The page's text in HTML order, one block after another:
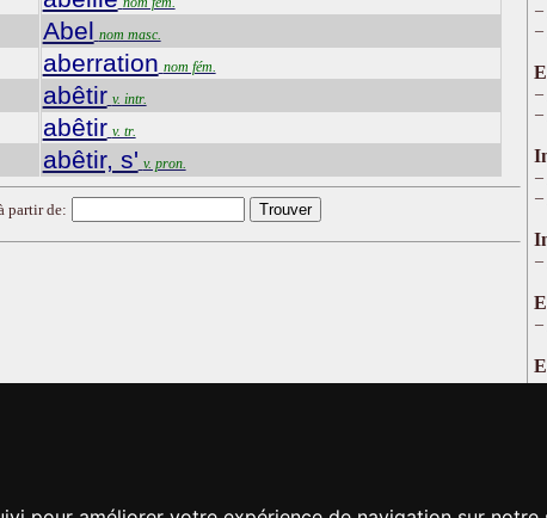
Abel nom masc.
aberration nom fém.
abêtir v. intr.
abêtir v. tr.
abêtir, s' v. pron.
partir de: